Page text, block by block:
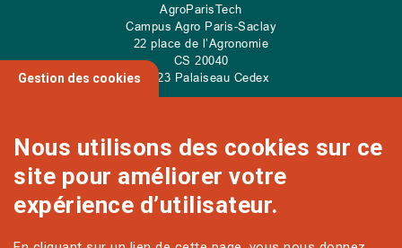
AgroParisTech
Campus Agro Paris-Saclay
22 place de l’Agronomie
CS 20040
91 123 Palaiseau Cedex
NOUS CONTACTER
Gestion des cookies
Nous utilisons des cookies sur ce
site pour améliorer votre
expérience d’utilisateur.